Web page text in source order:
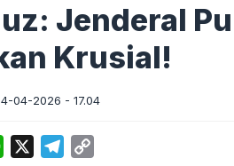
Jenderal
Krusial!
04-2026 - 17.04
WhatsApp Telegram